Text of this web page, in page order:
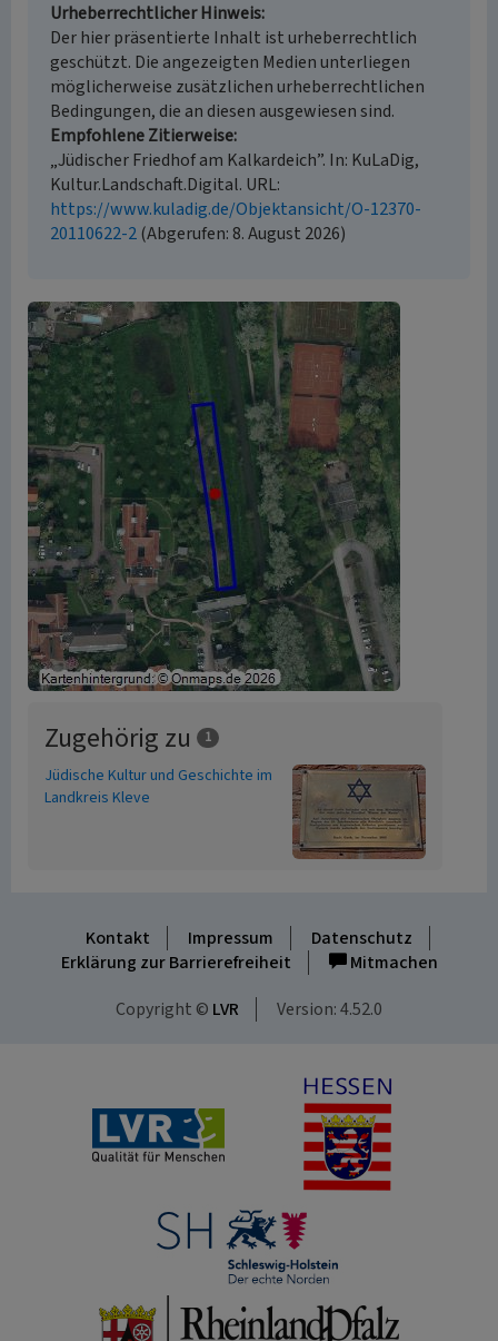
Urheberrechtlicher Hinweis
Der hier präsentierte Inhalt ist urheberrechtlich
geschützt. Die angezeigten Medien unterliegen
möglicherweise zusätzlichen urheberrechtlichen
Bedingungen, die an diesen ausgewiesen sind.
Empfohlene Zitierweise
„Jüdischer Friedhof am Kalkardeich”. In: KuLaDig,
Kultur.Landschaft.Digital. URL:
https://www.kuladig.de/Objektansicht/O-12370-
20110622-2(Abgerufen: 8. August 2026)
Zugehörig zu 1
Jüdische Kultur und Geschichte im
Landkreis Kleve
Kontakt Impressum
Datenschutz
Erklärung zur Barrierefreiheit
Mitmachen
Copyright © LVR Version: 4.52.0